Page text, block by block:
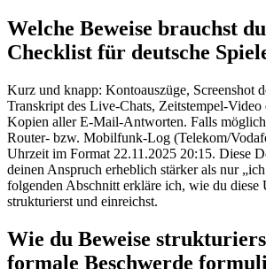
Welche Beweise brauchst
Checklist für deutsche
Kurz und knapp: Kontoauszüge, Screenshot
Transkript des Live-Chats, Zeitstempel-Video
Kopien aller E-Mail-Antworten. Falls
Router- bzw. Mobilfunk-Log (Telekom/
Uhrzeit im Format 22.11.2025 20:15. Diese
deinen Anspruch erheblich stärker als nur
folgenden Abschnitt erkläre ich, wie du diese
strukturierst und einreichst.
Wie du Beweise
formale Beschwerde